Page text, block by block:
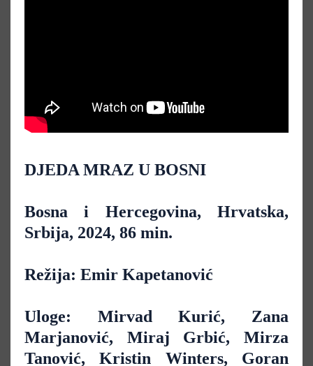
DJEDA MRAZ U BOSNI
Bosna i Hercegovina, Hrvatska,
Srbija, 2024, 86 min.
Režija: Emir Kapetanović
Uloge: Mirvad Kurić, Zana
Marjanović, Miraj Grbić, Mirza
Tanović, Kristin Winters, Goran